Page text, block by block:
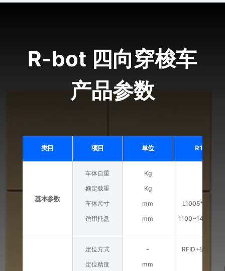
R-bot 四向穿梭车
产品参数
类目 项目 单位
基本参数
车体自重
额定载重
车体尺寸
适用托盘
Kg
Kg
mm
mm
定位方式
定位精度
-
mm
RFID+磁感应+